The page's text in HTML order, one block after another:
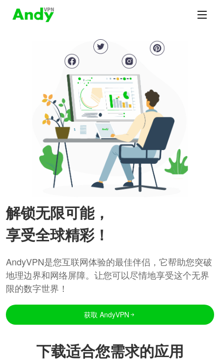
解锁无限可能，
享受全球精彩！
AndyVPN是您互联网体验的最佳伴侣，它帮助您突破
地理边界和网络屏障。让您可以尽情地享受这个无界
限的数字世界！
获取 AndyVPN
下载适合您需求的应用